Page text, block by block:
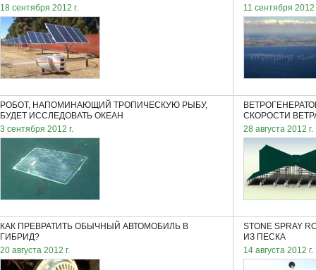
18 сентября 2012 г.
11 сентября 2012
РОБОТ, НАПОМИНАЮЩИЙ ТРОПИЧЕСКУЮ РЫБУ,
БУДЕТ ИССЛЕДОВАТЬ ОКЕАН
3 сентября 2012 г.
СКОРОСТИ
28 августа 2012 г.
КАК ПРЕВРАТИТЬ ОБЫЧНЫЙ АВТОМОБИЛЬ В
ГИБРИД?
20 августа 2012 г.
STONE SPRAY
ИЗ ПЕСКА
14 августа 2012 г.